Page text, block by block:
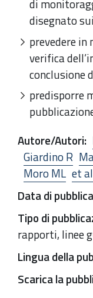
di
disegnato
prevedere
verifica
conclusione
predisporre
Autore/Autori:
Giardino R
Moro ML et
Data di
Tipo di
rapporti, linee
Lingua della
Scarica la